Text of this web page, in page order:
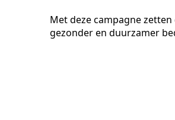
Met deze campagne
gezonder en duurzamer